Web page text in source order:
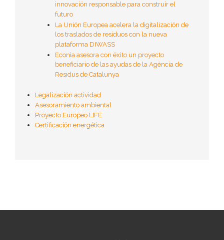
innovación responsable para construir el
futuro
La Unión Europea acelera la digitalización de
los traslados de residuos con la nueva
plataforma DIWASS
Econia asesora con éxito un proyecto
beneficiario de las ayudas de la Agència de
Residus de Catalunya
Legalización actividad
Asesoramiento ambiental
Proyecto Europeo LIFE
Certificación energética